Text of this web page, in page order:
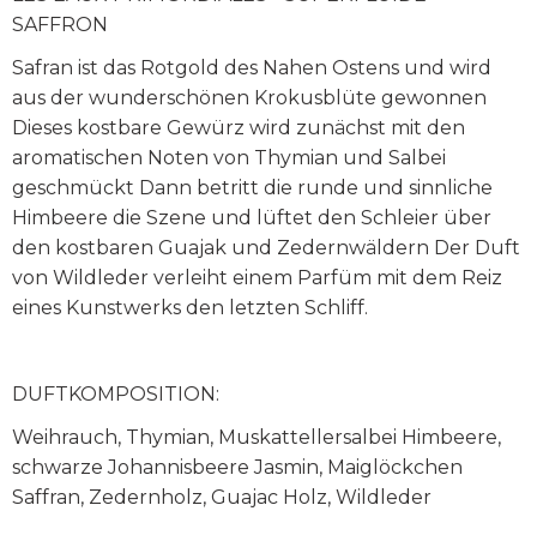
SAFFRON
Safran ist das Rotgold des Nahen Ostens und wird
aus der wunderschönen Krokusblüte gewonnen
Dieses kostbare Gewürz wird zunächst mit den
aromatischen Noten von Thymian und Salbei
geschmückt Dann betritt die runde und sinnliche
Himbeere die Szene und lüftet den Schleier über
den kostbaren Guajak und Zedernwäldern Der Duft
von Wildleder verleiht einem Parfüm mit dem Reiz
eines Kunstwerks den letzten Schliff.
DUFTKOMPOSITION:
Weihrauch, Thymian, Muskattellersalbei Himbeere,
schwarze Johannisbeere Jasmin, Maiglöckchen
Saffran, Zedernholz, Guajac Holz, Wildleder